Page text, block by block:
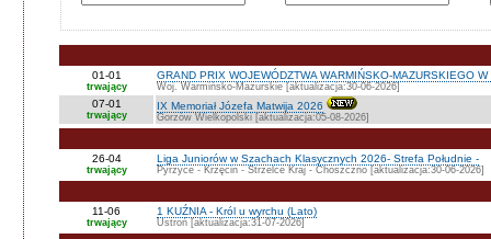
01-01
trwający
GRAND PRIX WOJEWÓDZTWA WARMIŃSKO-MAZURSKIEGO
Woj. Warmińsko-Mazurskie [aktualizacja:30-06-2026]
07-01
trwający
IX Memoriał Józefa Matwija 2026
Gorzów Wielkopolski [aktualizacja:05-08-2026]
26-04
trwający
Liga Juniorów w Szachach Klasycznych 2026- Strefa Południe -
Pyrzyce - Krzęcin - Strzelce Kraj - Choszczno [aktualizacja:30-06-2026]
11-06
trwający
1 KUŹNIA - Król u wyrchu (Lato)
Ustroń [aktualizacja:31-07-2026]